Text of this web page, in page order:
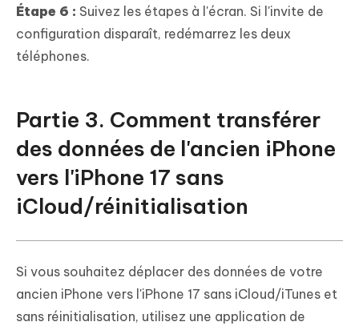
Étape 6 : Suivez les étapes à l'écran. Si l'invite de
configuration disparaît, redémarrez les deux
téléphones.
Partie 3. Comment transférer
des données de l'ancien iPhone
vers l'iPhone 17 sans
iCloud/réinitialisation
Si vous souhaitez déplacer des données de votre
ancien iPhone vers l'iPhone 17 sans iCloud/iTunes et
sans réinitialisation, utilisez une application de